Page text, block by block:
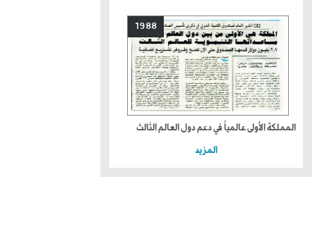
1988
المملكة الأولى عالمياً في دعم دول العالم الثالث
المزيد